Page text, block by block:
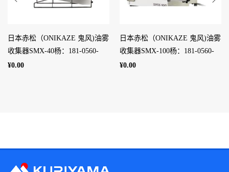
日本赤松（ONIKAZE 鬼风)油雾
收集器SMX-40杨：181-0560-
8753
¥0.00
日本赤松（ONIKAZE 鬼风)油雾
收集器SMX-100杨：181-0560-
8753
¥0.00